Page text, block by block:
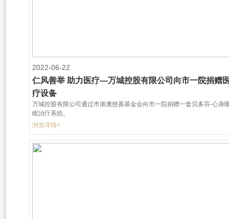
2022-06-22
仁风善举 助力医疗—万城控股有限公司向市一院捐赠
疗设备
万城控股有限公司通过市港澳慈善基金会向市一院捐赠一套贝多芬-心身
眠治疗系统。
浏览详情+